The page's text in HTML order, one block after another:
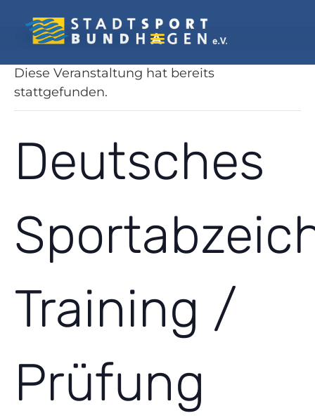
« Alle Veranstaltungen
Diese Veranstaltung hat bereits
stattgefunden.
Deutsches
Training /
Prüfung